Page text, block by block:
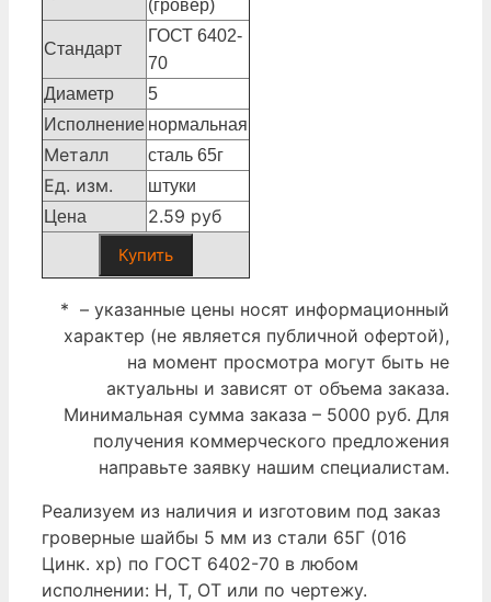
(гровер)
Стандарт
ГОСТ 6402-
70
Диаметр
5
Исполнение нормальная
Металл сталь 65г
Ед. изм.
штуки
Цена
2.59 руб
Купить
* – указанные цены носят информационный
характер (не является публичной офертой),
на момент просмотра могут быть не
актуальны и зависят от объема заказа.
Минимальная сумма заказа – 5000 руб. Для
получения коммерческого предложения
направьте заявку нашим специалистам.
Реализуем из наличия и изготовим под заказ
гроверные шайбы 5 мм из стали 65Г (016
Цинк. хр) по ГОСТ 6402-70 в любом
исполнении: Н, Т, ОТ или по чертежу.